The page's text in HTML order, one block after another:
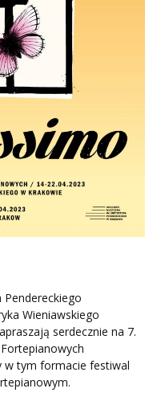
Wieniawskiego
serdecznie na 7.
w tym formacie festiwal